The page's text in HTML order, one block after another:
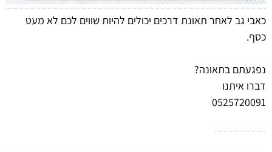
כאבי גב לאחר תאונת דרכים יכולים להיות שווים לכם לא מעט
כסף.
נפגעתם בתאונה?
דברו איתנו
0525720091